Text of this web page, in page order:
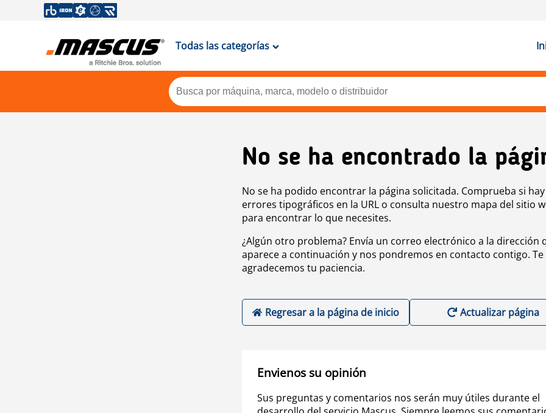
Todas las categorías
No se ha encontrado la
No se ha podido encontrar la página solicitada. Comprueba si hay
errores tipográficos en la URL o consulta nuestro mapa del sitio
para encontrar lo que necesites.
¿Algún otro problema? Envía un correo electrónico a la dirección
aparece a continuación y nos pondremos en contacto contigo. Te
agradecemos tu paciencia.
Regresar a la página de inicio Actualizar página
Envienos su opinión
Sus preguntas y comentarios nos serán muy útiles durante el